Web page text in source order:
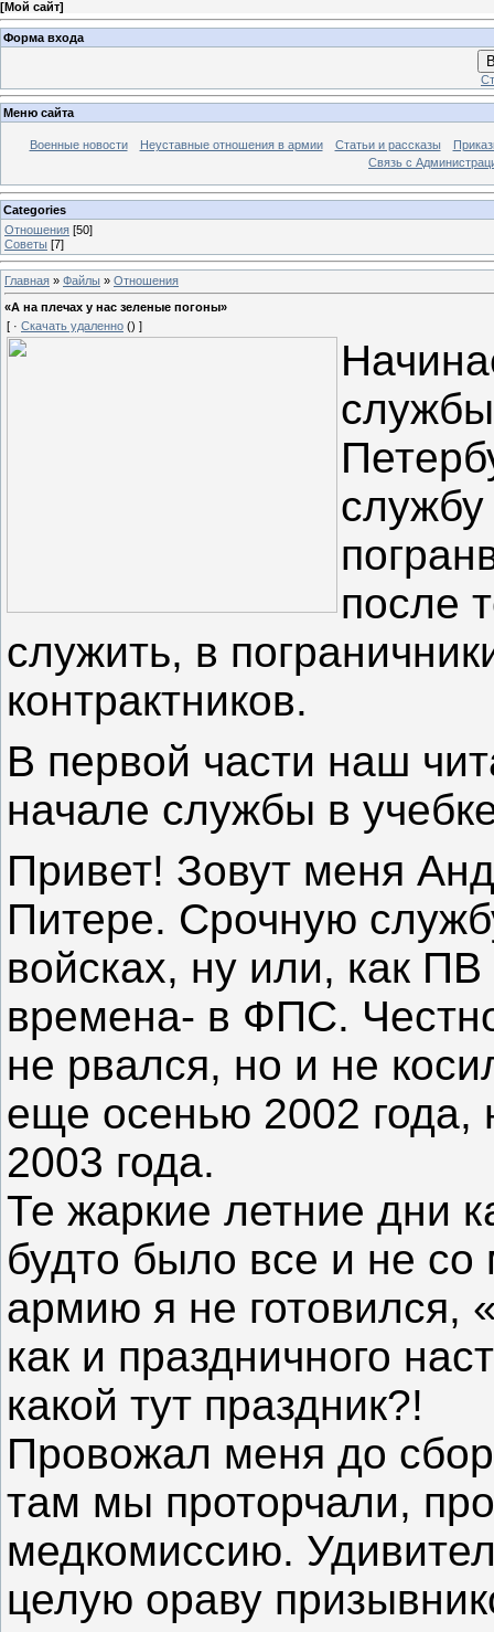
[Мой сайт]
Форма входа
Меню сайта
Военные новости Неуставные отношения в армии Статьи и рассказы
Связь с
Categories
Отношения [50]
Советы [7]
Главная » Файлы » Отношения
«А на плечах у нас зеленые погоны»
[ · Скачать удаленно () ]
после
служить, в
контрактников.
В первой части наш
начале службы в
Привет! Зовут меня
Питере. Срочную
войсках, ну или, как
времена- в ФПС.
не рвался, но и не
еще осенью 2002 года,
2003 года.
Те жаркие летние дни
будто было все и не со
армию я не готовился,
как и праздничного
какой тут праздник?!
Провожал меня до
там мы проторчали,
медкомиссию.
целую ораву